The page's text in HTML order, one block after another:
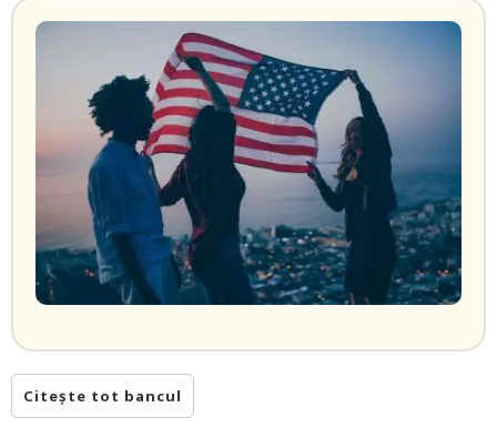
Citește tot bancul